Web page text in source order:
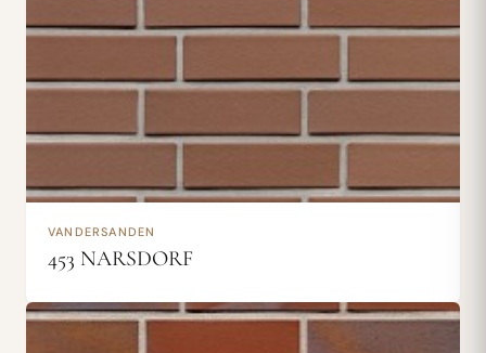
VANDERSANDEN
453 NARSDORF